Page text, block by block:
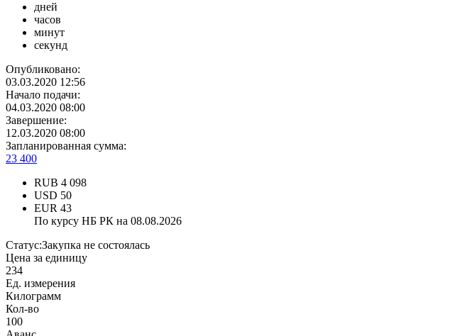
дней
часов
минут
секунд
Опубликовано:
03.03.2020 12:56
Начало подачи:
04.03.2020 08:00
Завершение:
12.03.2020 08:00
Запланированная сумма:
23 400
RUB 4 098
USD 50
EUR 43
По курсу НБ РК на 08.08.2026
Статус:Закупка не состоялась
Цена за единицу
234
Ед. измерения
Килограмм
Кол-во
100